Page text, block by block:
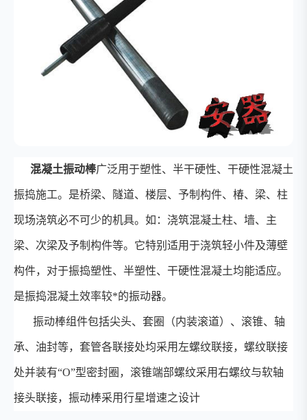
混凝土振动棒广泛用于塑性、半干硬性、干硬性混凝土
振捣施工。是桥梁、隧道、楼层、予制构件、椿、梁、柱
现场浇筑必不可少的机具。如：浇筑混凝土柱、墙、主
梁、次梁及予制构件等。它特别适用于浇筑轻小件及薄壁
构件，对于振捣塑性、半塑性、干硬性混凝土均能适应。
是振捣混凝土效率较*的振动器。
振动棒组件包括尖头、套圈（内装滚道）、滚锥、轴
承、油封等，套管各联接处均采用左螺纹联接，螺纹联接
处并装有“O”型密封圈，滚锥端部螺纹采用右螺纹与软轴
接头联接，振动棒采用行星增速之设计